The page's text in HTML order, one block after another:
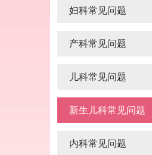
妇科常见问题
产科常见问题
儿科常见问题
新生儿科常见问题
内科常见问题